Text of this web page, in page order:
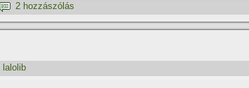
2 hozzászólás
lalolib